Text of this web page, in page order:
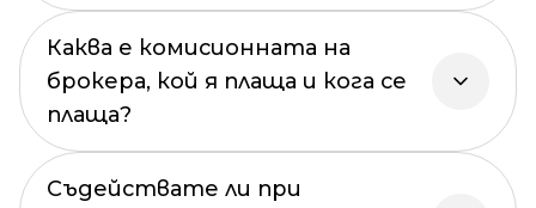
Каква е комисионната на
брокера, кой я плаща и кога се
плаща?
Съдействате ли при